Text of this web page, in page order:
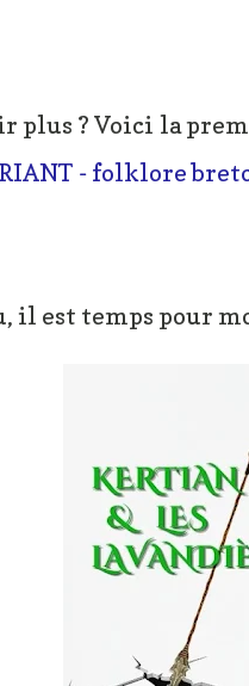
plus ? Voici la
RIANT - folklore
il est temps pour